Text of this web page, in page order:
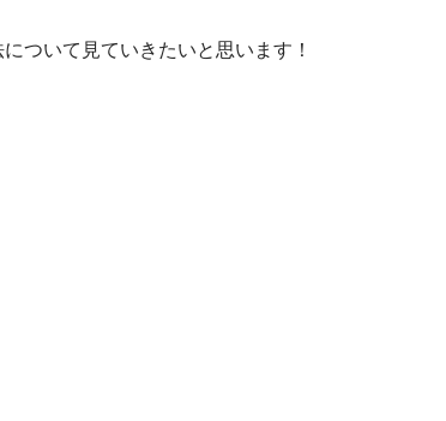
ついて見ていきたいと思います！